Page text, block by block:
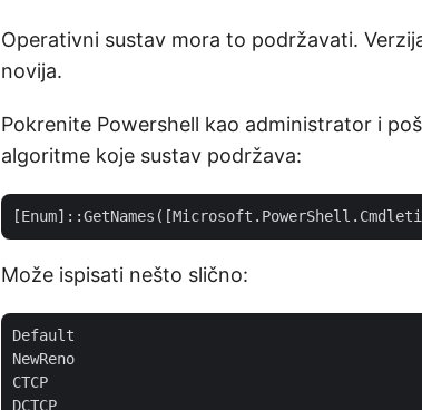
Operativni sustav mora to podržavati.
novija.
Pokrenite Powershell kao administrator i
algoritme koje sustav podržava:
Može ispisati nešto slično:
Default
NewReno
CTCP
DCTCP